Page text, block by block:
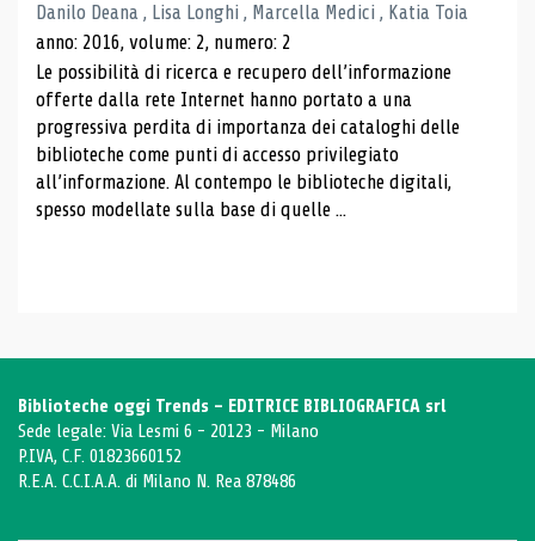
Danilo Deana , Lisa Longhi , Marcella Medici , Katia Toia
anno: 2016, volume: 2, numero: 2
Le possibilità di ricerca e recupero dell’informazione
offerte dalla rete Internet hanno portato a una
progressiva perdita di importanza dei cataloghi delle
biblioteche come punti di accesso privilegiato
all’informazione. Al contempo le biblioteche digitali,
spesso modellate sulla base di quelle ...
Biblioteche oggi Trends - EDITRICE BIBLIOGRAFICA srl
Sede legale: Via Lesmi 6 - 20123 - Milano
P.IVA, C.F. 01823660152
R.E.A. C.C.I.A.A. di Milano N. Rea 878486